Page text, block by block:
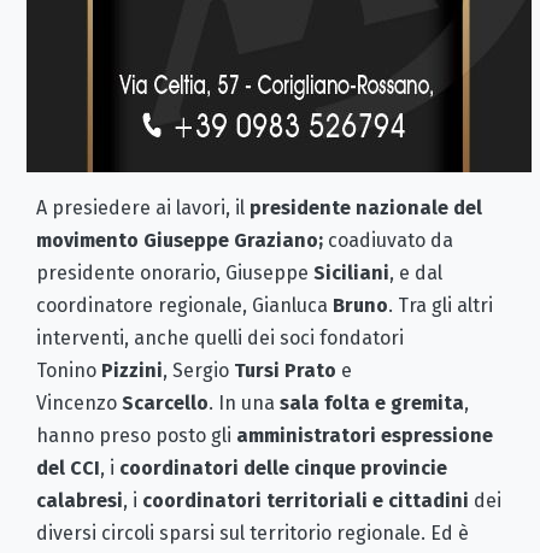
A presiedere ai lavori, il presidente nazionale del
movimento Giuseppe Graziano; coadiuvato da
presidente onorario, Giuseppe Siciliani, e dal
coordinatore regionale, Gianluca Bruno. Tra gli altri
interventi, anche quelli dei soci fondatori
Tonino Pizzini, Sergio Tursi Prato e
Vincenzo Scarcello. In una sala folta e gremita,
hanno preso posto gli amministratori espressione
del CCI, i coordinatori delle cinque provincie
calabresi, i coordinatori territoriali e cittadini dei
diversi circoli sparsi sul territorio regionale. Ed è